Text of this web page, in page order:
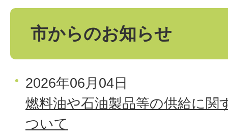
市からのお知らせ
2026年06月04日
燃料油や石油製品等の供給に関
ついて